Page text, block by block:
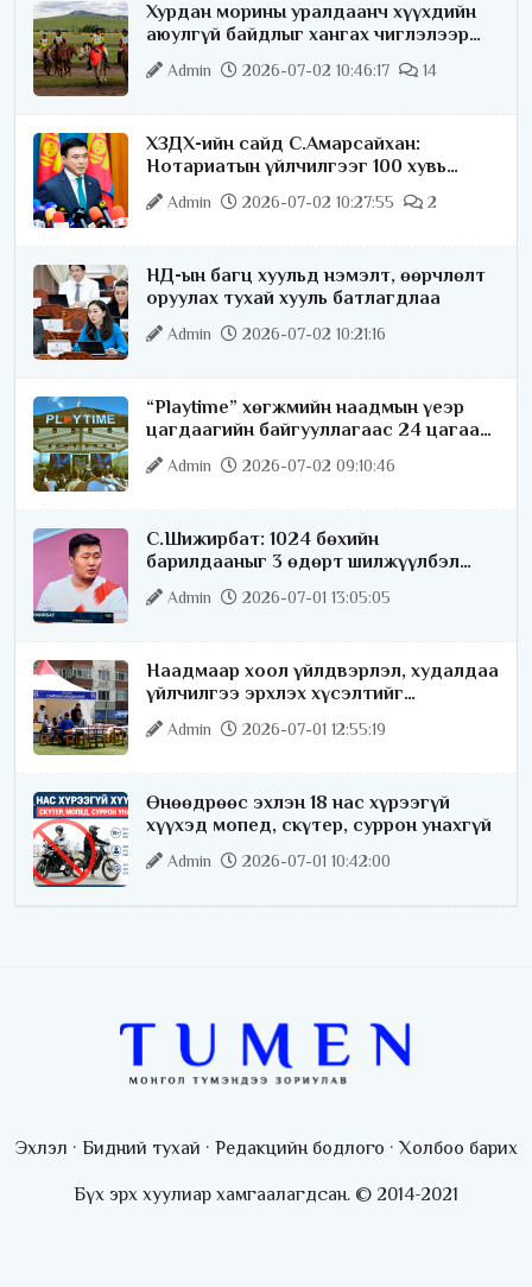
Хурдан морины уралдаанч хүүхдийн
аюулгүй байдлыг хангах чиглэлээр
ажиллаж байна
Admin 2026-07-02 10:46:17 14
ХЗДХ-ийн сайд С.Амарсайхан:
Нотариатын үйлчилгээг 100 хувь
цахимжуулна
Admin 2026-07-02 10:27:55 2
НД-ын багц хуульд нэмэлт, өөрчлөлт
оруулах тухай хууль батлагдлаа
Admin 2026-07-02 10:21:16
“Playtime” хөгжмийн наадмын үеэр
цагдаагийн байгууллагаас 24 цагаар
хяналт тавина
Admin 2026-07-02 09:10:46
С.Шижирбат: 1024 бөхийн
барилдааныг 3 өдөрт шилжүүлбэл
найраа тун нарийн явагдана
Admin 2026-07-01 13:05:05
Наадмаар хоол үйлдвэрлэл, худалдаа
үйлчилгээ эрхлэх хүсэлтийг
license.mn сайтаар авч байна
Admin 2026-07-01 12:55:19
Өнөөдрөөс эхлэн 18 нас хүрээгүй
хүүхэд мопед, скүтер, суррон унахгүй
Admin 2026-07-01 10:42:00
Эхлэл · Бидний тухай · Редакцийн бодлого ·Холбоо барих
Бүх эрх хуулиар хамгаалагдсан. © 2014-2021